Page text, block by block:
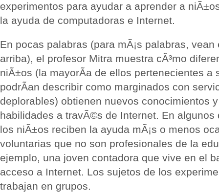
experimentos para ayudar a aprender a
la ayuda de computadoras e Internet.
En pocas palabras (para mÃ¡s palabras, vean
arriba), el profesor Mitra muestra cÃ³mo
niÃ±os (la mayorÃ­a de ellos pertenecientes a
podrÃ­an describir como marginados con
deplorables) obtienen nuevos conocimientos
habilidades a travÃ©s de Internet. En algunos
los niÃ±os reciben la ayuda mÃ¡s o menos
voluntarias que no son profesionales de la
ejemplo, una joven contadora que vive en el
acceso a Internet. Los sujetos de los
trabajan en grupos.